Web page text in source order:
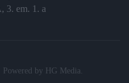
3. em. 1. a
by HG Media